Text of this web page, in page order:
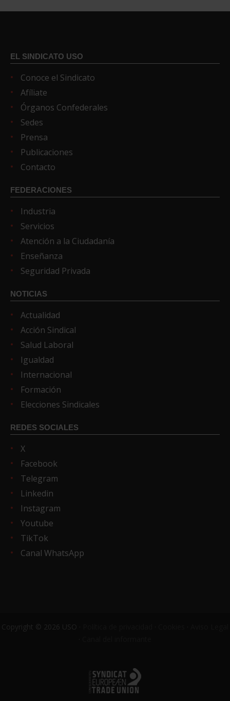
EL SINDICATO USO
Conoce el Sindicato
Afíliate
Órganos Confederales
Sedes
Prensa
Publicaciones
Contacto
FEDERACIONES
Industria
Servicios
Atención a la Ciudadanía
Enseñanza
Seguridad Privada
NOTICIAS
Actualidad
Acción Sindical
Salud Laboral
Igualdad
Internacional
Formación
Elecciones Sindicales
REDES SOCIALES
X
Facebook
Telegram
Linkedin
Instagram
Youtube
TikTok
Canal WhatsApp
Copyright © 2026 USO ·